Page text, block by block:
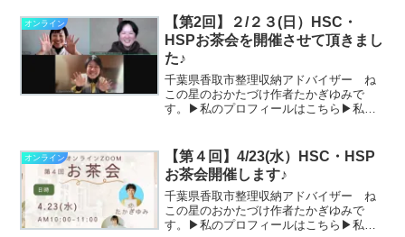
オンライン
【第2回】２/２３(日）HSC・
HSPお茶会を開催させて頂きまし
た♪
千葉県香取市整理収納アドバイザー ね
この星のおかたづけ作者たかぎゆみで
す。▶私のプロフィールはこちら▶私が
HSC・HSPお茶会を開催させて頂きまし
た♪掲載の許可を下さり...
オンライン
【第４回】4/23(水）HSC・HSP
お茶会開催します♪
千葉県香取市整理収納アドバイザー ね
この星のおかたづけ作者たかぎゆみで
す。▶私のプロフィールはこちら▶私が